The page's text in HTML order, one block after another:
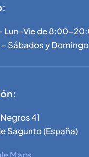
Lun-Vie de 8:00-
Sábados y
41
Sagunto (España)
Maps